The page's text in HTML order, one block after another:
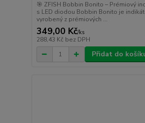
🎯 ZFISH Bobbin Bonito – Prémiový
s LED diodou Bobbin Bonito je
vyrobený z prémiových ...
349,00 Kč/ks
288,43 Kč bez DPH
Přidat do